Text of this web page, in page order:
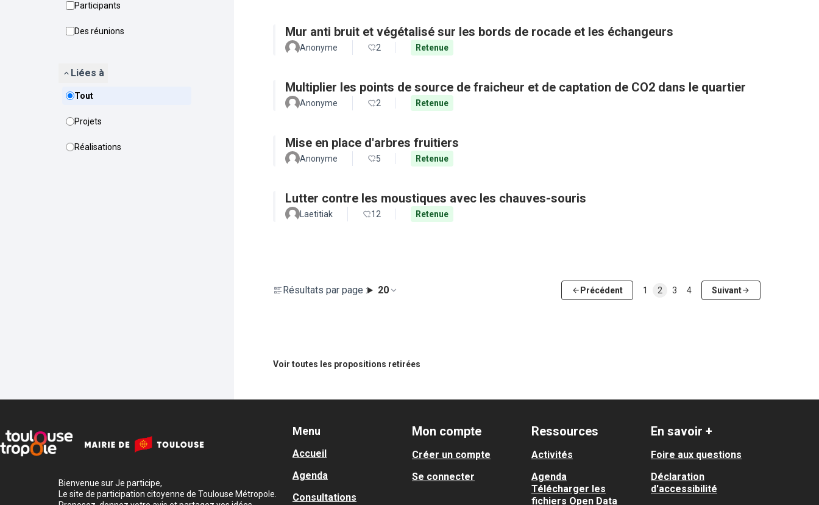
Participants
Des réunions
Liées à
Tout
Projets
Réalisations
Mur anti bruit et végétalisé sur les bords de rocade et les échangeurs
Anonyme 2 Retenue
Multiplier les points de source de fraicheur et de captation de CO2 dans le quartier
Anonyme 2 Retenue
Mise en place d'arbres fruitiers
Anonyme 5 Retenue
Lutter contre les moustiques avec les chauves-souris
Laetitiak 12 Retenue
Résultats par page : 20 Précédent 1 2 3 4 Suivant
Voir toutes les propositions retirées
Bienvenue sur Je participe,
Le site de participation citoyenne de Toulouse Métropole.
Menu
Accueil
Agenda
Consultations
Mon compte
Créer un compte
Se connecter
Ressources
Activités
Agenda
Télécharger les
fichiers Open Data
En savoir +
Foire aux questions
Déclaration
d'accessibilité